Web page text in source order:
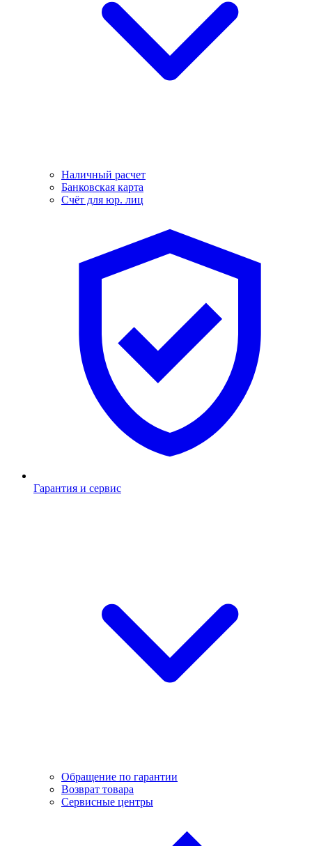
Наличный расчет
Банковская карта
Счёт для юр. лиц
Гарантия и сервис
Обращение по гарантии
Возврат товара
Сервисные центры